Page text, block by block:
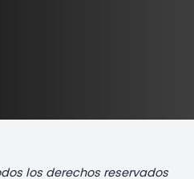
los derechos reservados